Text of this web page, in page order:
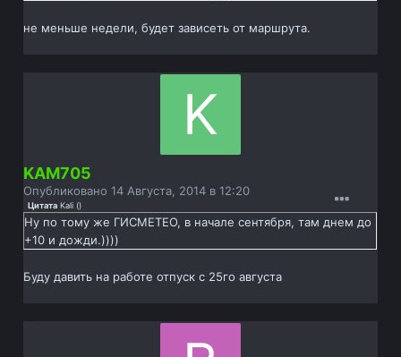
не меньше недели, будет зависеть от маршрута.
KAM705
Опубликовано14 Августа, 2014 в 12:20
Цитата Kali ()
Ну по тому же ГИСМЕТЕО, в начале сентября, там днем до
+10 и дожди.))))
Буду давить на работе отпуск с 25го августа